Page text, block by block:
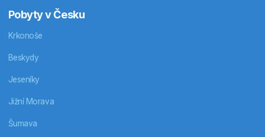
Pobyty v Česku
Krkonoše
Beskydy
Jeseníky
Jižní Morava
Šumava